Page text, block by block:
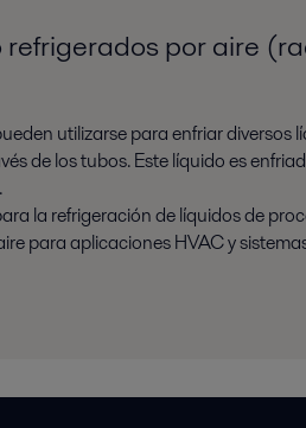
refrigerados por aire
utilizarse para enfriar diversos
de los tubos. Este líquido es
la refrigeración de líquidos de
para aplicaciones HVAC y